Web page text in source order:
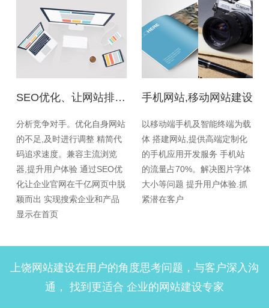
SEO优化、让网站排名更加靠前
分析竞争对手。优化自身网站
的不足,及时进行调整 精简代
码追求速度。兼容主流浏览
器,提升用户体验 通过SEO优
化让企业官网在千亿网页中脱
颖而出 实现搜索企业和产品
显示在首页
手机网站,移动网站建设
以移动端手机及智能终端为载
体 搭建网站,提供高端定制化
的手机应用开发服务 手机站
的流量占70%。解决图片字体
大小等问题 提升用户体验.抓
紧潜在客户
上饶网站建设在用户的角度思考问题，与客户深入沟
通， 找到更适合 企业的网站建设专家